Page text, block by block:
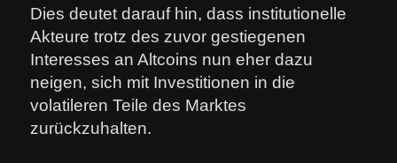
Dies deutet darauf hin, dass institutionelle
Akteure trotz des zuvor gestiegenen
Interesses an Altcoins nun eher dazu
neigen, sich mit Investitionen in die
volatileren Teile des Marktes
zurückzuhalten.